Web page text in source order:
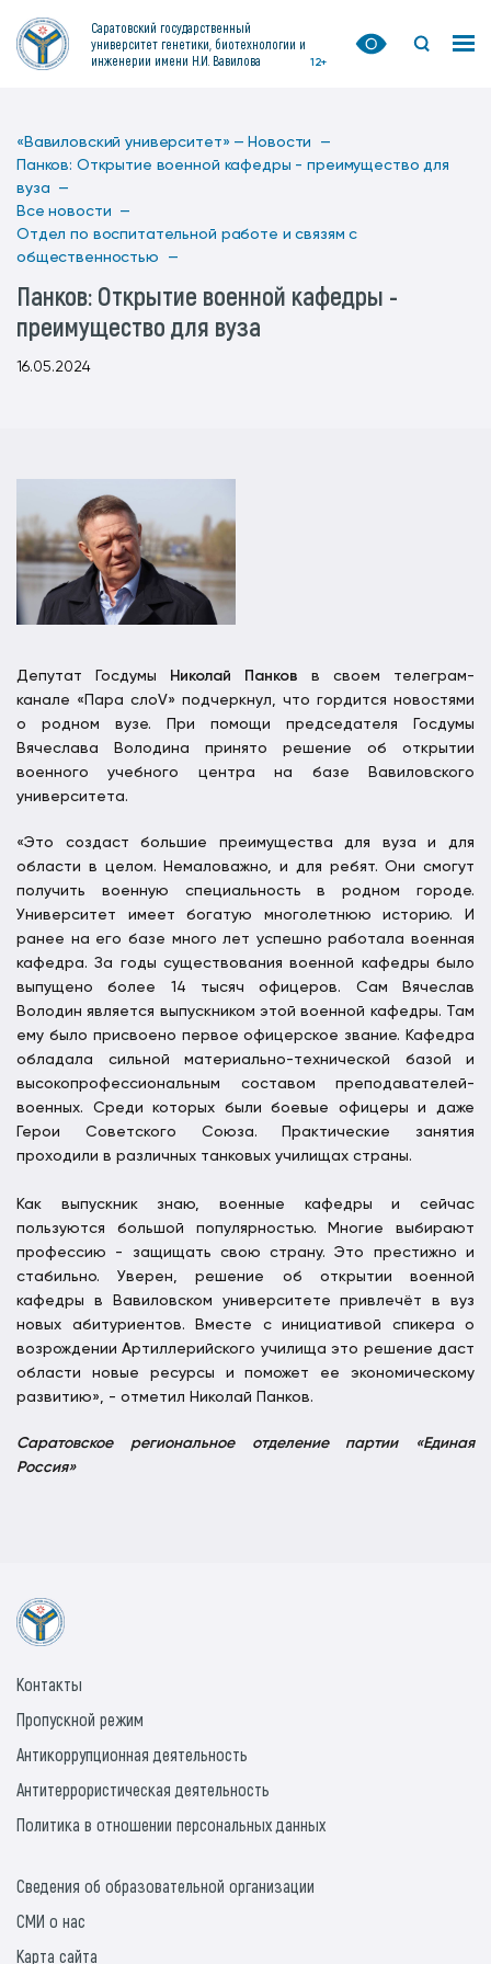
Саратовский государственный
университет генетики, биотехнологии и
инженерии имени Н.И. Вавилова
12+
«Вавиловский университет» — Новости —
Панков: Открытие военной кафедры - преимущество для
вуза —
Все новости —
Отдел по воспитательной работе и связям с
общественностью —
Панков: Открытие военной кафедры -
преимущество для вуза
16.05.2024
Депутат Госдумы Николай Панков в своем телеграм-
канале «Пара слоV» подчеркнул, что гордится новостями
о родном вузе. При помощи председателя Госдумы
Вячеслава Володина принято решение об открытии
военного учебного центра на базе Вавиловского
университета.
«Это создаст большие преимущества для вуза и для
области в целом. Немаловажно, и для ребят. Они смогут
получить военную специальность в родном городе.
Университет имеет богатую многолетнюю историю. И
ранее на его базе много лет успешно работала военная
кафедра. За годы существования военной кафедры было
выпущено более 14 тысяч офицеров. Сам Вячеслав
Володин является выпускником этой военной кафедры. Там
ему было присвоено первое офицерское звание. Кафедра
обладала сильной материально-технической базой и
высокопрофессиональным составом преподавателей-
военных. Среди которых были боевые офицеры и даже
Герои Советского Союза. Практические занятия
проходили в различных танковых училищах страны.
Как выпускник знаю, военные кафедры и сейчас
пользуются большой популярностью. Многие выбирают
профессию - защищать свою страну. Это престижно и
стабильно. Уверен, решение об открытии военной
кафедры в Вавиловском университете привлечёт в вуз
новых абитуриентов. Вместе с инициативой спикера о
возрождении Артиллерийского училища это решение даст
области новые ресурсы и поможет ее экономическому
развитию», - отметил Николай Панков.
Саратовское региональное отделение партии «Единая
Россия»
Контакты
Пропускной режим
Антикоррупционная деятельность
Антитеррористическая деятельность
Политика в отношении персональных данных
Сведения об образовательной организации
СМИ о нас
Карта сайта